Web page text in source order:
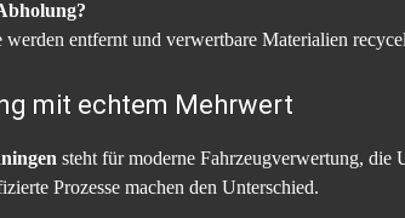
entfernt und verwertbare Materialien
mit echtem Mehrwert
steht für moderne Fahrzeugverwertung, die
Prozesse machen den Unterschied.